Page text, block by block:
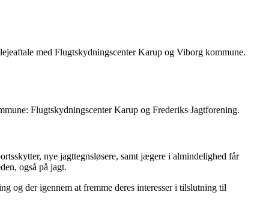
med Flugtskydningscenter Karup og Viborg kommune.
Flugtskydningscenter Karup og Frederiks Jagtforening.
nye jagttegnsløsere, samt jægere i almindelighed får
også på jagt.
og der igennem at fremme deres interesser i tilslutning til